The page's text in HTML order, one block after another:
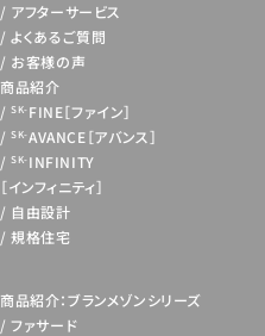
アフターサービス
よくあるご質問
お客様の声
商品紹介
SK-FINE［ファイン］
SK-AVANCE［アバンス］
SK-INFINITY
［インフィニティ］
自由設計
規格住宅
商品紹介：ブランメゾンシリーズ
ファサード